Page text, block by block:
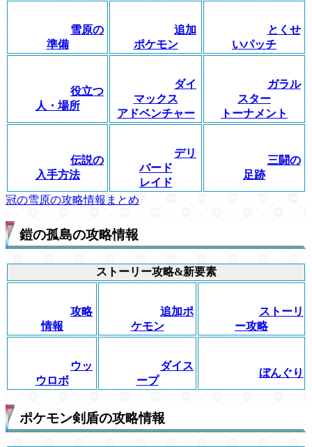
雪原の
準備
追加
ポケモン
とくせ
いパッチ
役立つ
人・場所
ダイ
マックス
アドベンチャー
ガラル
スター
トーナメント
伝説の
入手方法
デリ
バード
レイド
三闘の
足跡
冠の雪原の攻略情報まとめ
鎧の孤島の攻略情報
ストーリー攻略&新要素
攻略
情報
追加ポ
ケモン
ストーリ
ー攻略
ウッ
ウロボ
ダイス
ープ
ぼんぐり
ポケモン剣盾の攻略情報